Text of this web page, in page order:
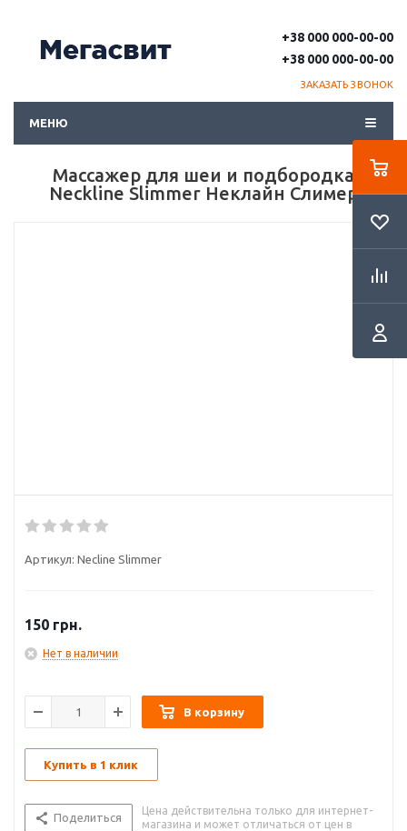
+38 000 000-00-00
+38 000 000-00-00
ЗАКАЗАТЬ ЗВОНОК
МЕНЮ
Массажер для шеи и подбородка
Neckline Slimmer Неклайн Слимер
Артикул: Necline Slimmer
150 грн.
Нет в наличии
В корзину
Купить в 1 клик
Поделиться
Цена действительна только для интернет-
магазина и может отличаться от цен в